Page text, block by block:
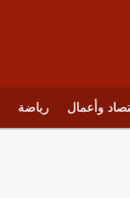
وأعمال رياضة